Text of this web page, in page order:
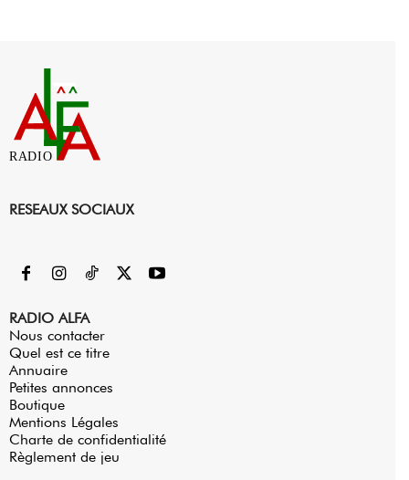
RADIO
RESEAUX SOCIAUX
RADIO ALFA
Nous contacter
Quel est ce titre
Annuaire
Petites annonces
Boutique
Mentions Légales
Charte de confidentialité
Règlement de jeu